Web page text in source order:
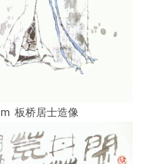
板桥居士造像